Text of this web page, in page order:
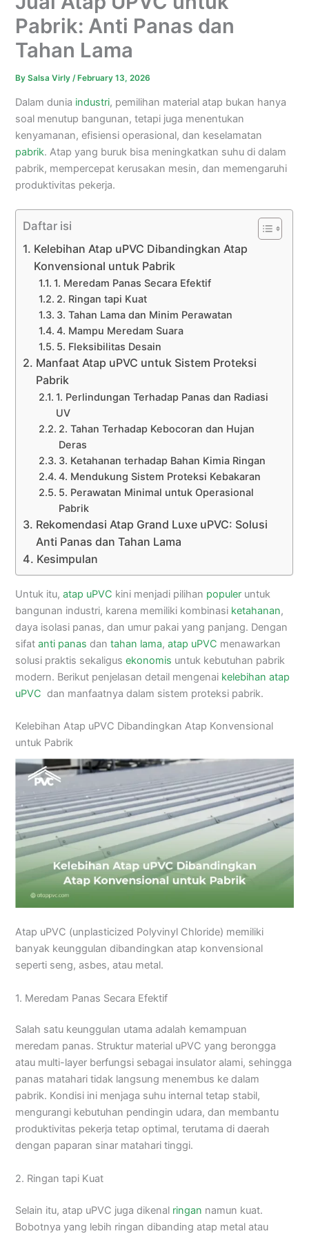
Pabrik: Anti Panas dan
Tahan Lama
BySalsa Virly /February 13, 2026
Dalam dunia industri, pemilihan material atap bukan hanya
soal menutup bangunan, tetapi juga menentukan
kenyamanan, efisiensi operasional, dan keselamatan
pabrik. Atap yang buruk bisa meningkatkan suhu di dalam
pabrik, mempercepat kerusakan mesin, dan memengaruhi
produktivitas pekerja.
Daftar isi
Kelebihan Atap uPVC Dibandingkan Atap
Konvensional untuk Pabrik
1. Meredam Panas Secara Efektif
2. Ringan tapi Kuat
3. Tahan Lama dan Minim Perawatan
4. Mampu Meredam Suara
5. Fleksibilitas Desain
Manfaat Atap uPVC untuk Sistem Proteksi
Pabrik
1. Perlindungan Terhadap Panas dan Radiasi
UV
2. Tahan Terhadap Kebocoran dan Hujan
Deras
3. Ketahanan terhadap Bahan Kimia Ringan
4. Mendukung Sistem Proteksi Kebakaran
5. Perawatan Minimal untuk Operasional
Pabrik
Rekomendasi Atap Grand Luxe uPVC: Solusi
Anti Panas dan Tahan Lama
Kesimpulan
Untuk itu,atap uPVC kini menjadi pilihan populer untuk
bangunan industri, karena memiliki kombinasi ketahanan,
daya isolasi panas, dan umur pakai yang panjang. Dengan
sifatanti panas dantahan lama,atap uPVC menawarkan
solusi praktis sekaligusekonomis untuk kebutuhan pabrik
modern. Berikut penjelasan detail mengenai kelebihan atap
uPVC dan manfaatnya dalam sistem proteksi pabrik.
Kelebihan Atap uPVC Dibandingkan Atap Konvensional
untuk Pabrik
Atap uPVC (unplasticized Polyvinyl Chloride) memiliki
banyak keunggulan dibandingkan atap konvensional
seperti seng, asbes, atau metal.
1. Meredam Panas Secara Efektif
Salah satu keunggulan utama adalah kemampuan
meredam panas. Struktur material uPVC yang berongga
atau multi-layer berfungsi sebagai insulator alami, sehingga
panas matahari tidak langsung menembus ke dalam
pabrik. Kondisi ini menjaga suhu internal tetap stabil,
mengurangi kebutuhan pendingin udara, dan membantu
produktivitas pekerja tetap optimal, terutama di daerah
dengan paparan sinar matahari tinggi.
2. Ringan tapi Kuat
Selain itu, atap uPVC juga dikenal ringan namun kuat.
Bobotnya yang lebih ringan dibanding atap metal atau